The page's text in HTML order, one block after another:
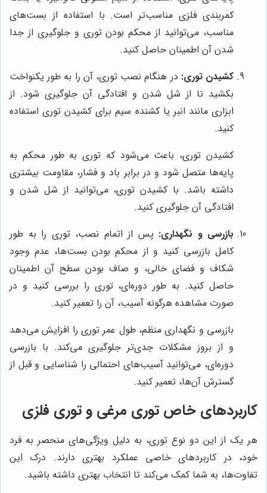
کمربندی فلزی مناسب‌تر است. با استفاده از بست‌های
مناسب، می‌توانید از محکم بودن توری و جلوگیری از جدا
شدن آن اطمینان حاصل کنید.
کشیدن توری: در هنگام نصب توری، آن را به طور یکنواخت
بکشید تا از شل شدن و افتادگی آن جلوگیری شود. از
ابزاری مانند انبر یا کشنده سیم برای کشیدن توری استفاده
کنید.
کشیدن توری، باعث می‌شود که توری به طور محکم به
پایه‌ها متصل شود و در برابر باد و فشار، مقاومت بیشتری
داشته باشد. با کشیدن توری، می‌توانید از شل شدن و
افتادگی آن جلوگیری کنید.
بازرسی و نگهداری: پس از اتمام نصب، توری را به طور
کامل بازرسی کنید و از محکم بودن بست‌ها، عدم وجود
شکاف و فضای خالی، و صاف بودن سطح آن اطمینان
حاصل کنید. به طور دوره‌ای، توری را بررسی کنید و در
صورت مشاهده هرگونه آسیب، آن را تعمیر کنید.
بازرسی و نگهداری منظم، طول عمر توری را افزایش می‌دهد
و از بروز مشکلات جدی‌تر جلوگیری می‌کند. با بازرسی
دوره‌ای، می‌توانید آسیب‌های احتمالی را شناسایی و قبل از
گسترش آن‌ها، تعمیر کنید.
کاربردهای خاص توری مرغی و توری فلزی
هر یک از این دو نوع توری، به دلیل ویژگی‌های منحصر به فرد
خود، در کاربردهای خاصی عملکرد بهتری دارند. درک این
تفاوت‌ها، به شما کمک می‌کند تا انتخاب بهتری داشته باشید.